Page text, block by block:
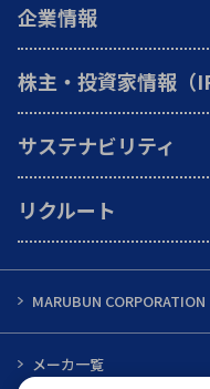
企業情報
株主・投資家情報（
サステナビリティ
リクルート
MARUBUN CORPORATION
メーカ一覧